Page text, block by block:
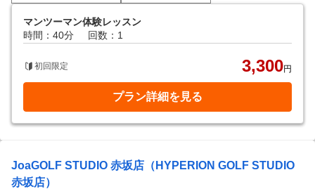
マンツーマン体験レッスン
時間：40分
回数：1
初回限定 3,300円
プラン詳細を見る
JoaGOLF STUDIO 赤坂店（HYPERION GOLF STUDIO
赤坂店）